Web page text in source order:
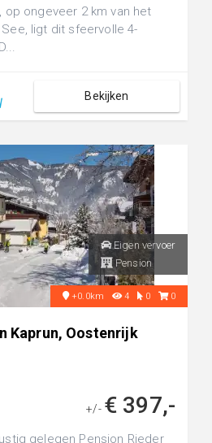
op ongeveer 2 km van het
ligt dit sfeervolle 4-
Bekijken
Eigen vervoer
Pension
+0.0km 4 0 0
Kaprun, Oostenrijk
+/- € 397,-
gelegen Pension Rieder